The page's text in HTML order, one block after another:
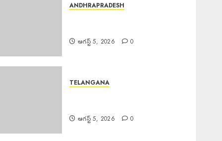
ANDHRAPRADESH
ఆగస్ట్ 5, 2026 0
TELANGANA
ఆగస్ట్ 5, 2026 0